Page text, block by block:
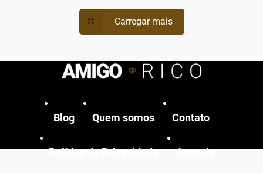
Carregar mais
Blog Quem somos Contato
Política de Privacidade Anuncie